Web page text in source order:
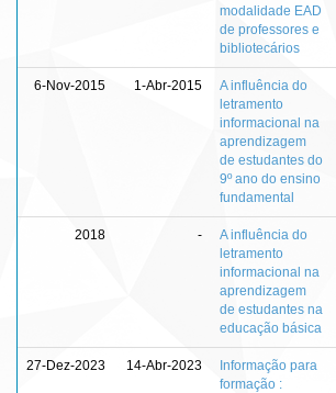
modalidade EAD
de professores e
bibliotecários
6-Nov-2015 1-Abr-2015
A influência do
letramento
informacional na
aprendizagem
de estudantes do
9º ano do ensino
fundamental
2018 -
A influência do
letramento
informacional na
aprendizagem
de estudantes na
educação básica
27-Dez-2023 14-Abr-2023
Informação para
formação :